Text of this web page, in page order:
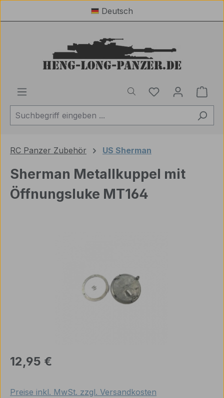
Zum Hauptinhalt springenDeutsch
Du hast 0
RC Panzer Zubehör US Sherman
Sherman Metallkuppel mit
Öffnungsluke MT164
Regulärer Preis:
12,95 €
Preise inkl. MwSt. zzgl. Versandkosten